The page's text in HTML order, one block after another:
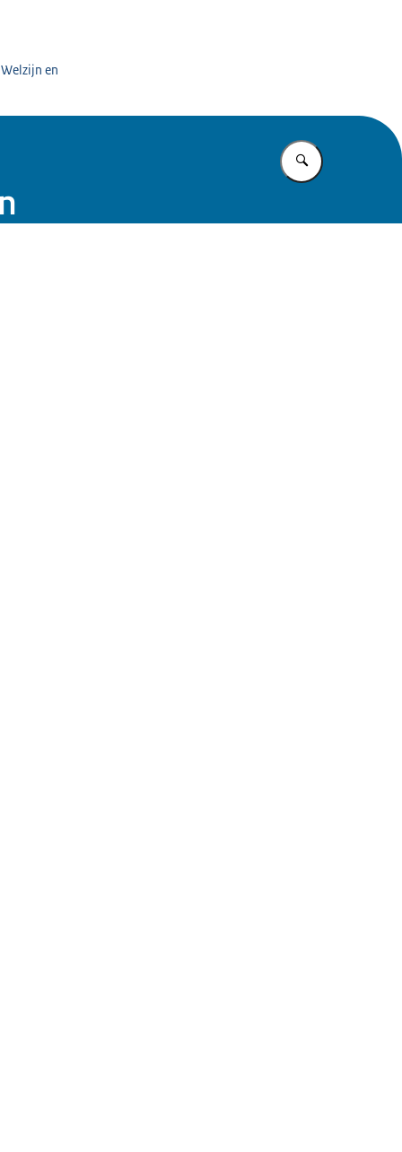
en
Vul in wat u